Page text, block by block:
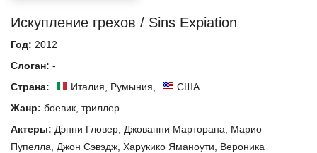
Искупление грехов / Sins Expiation
Год: 2012
Слоган: -
Страна:
Италия Румыния
США
Жанр: боевик триллер
Актеры: Дэнни Гловер Джованни Марторана
Марио
Пупелла
Джон Сэвэдж Харукико Яманоути
Вероника